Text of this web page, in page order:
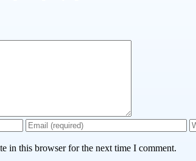
in this browser for the next time I comment.